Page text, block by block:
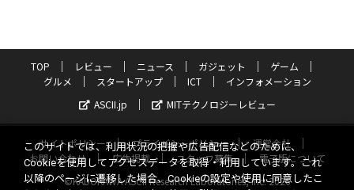
TOP レビュー ニュース ガジェット
ゲーム
グルメ
スタートアップ ICT
インフォメーション
ASCII.jp
MITテクノロジーレビュー
サイトポリシー プライバシーポリシー
運営会社
お問い合わせ
広告掲載 スタッフ募集
電子版について
©KADOKAWA ASCII Research Laboratories, Inc. 2026
このサイトでは、利用状況の把握や広告配信などのために、
Cookieを使用してアクセスデータを取得・利用しています。これ
以降のページに遷移した場合、Cookieの設定や使用に同意したこ